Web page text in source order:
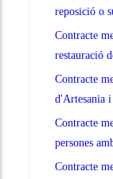
reposició o
Contracte
restauració
Contracte
d'Artesania
Contracte
persones
Contracte